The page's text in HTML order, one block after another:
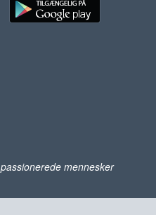
mennesker